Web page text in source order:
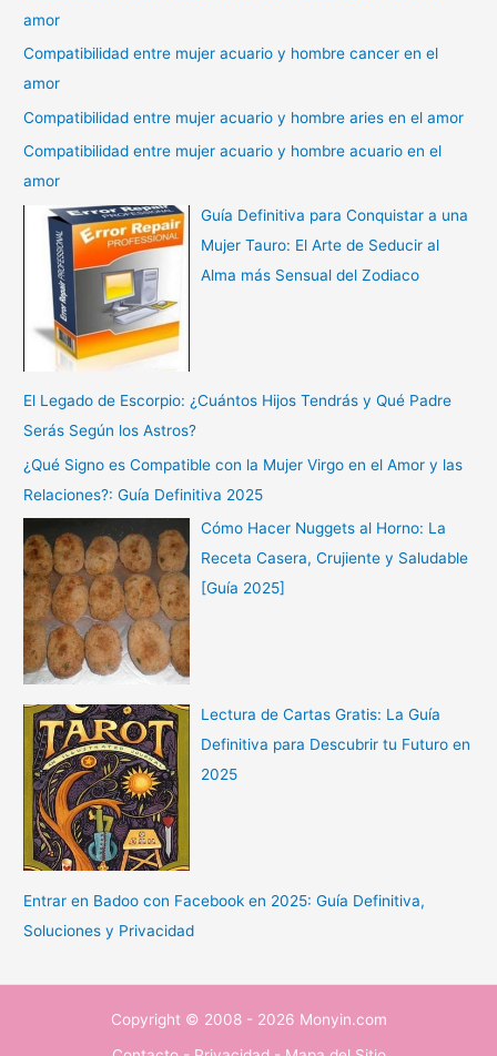
amor
Compatibilidad entre mujer acuario y hombre cancer en el
amor
Compatibilidad entre mujer acuario y hombre aries en el amor
Compatibilidad entre mujer acuario y hombre acuario en el
amor
Guía Definitiva para Conquistar a una
Mujer Tauro: El Arte de Seducir al
Alma más Sensual del Zodiaco
El Legado de Escorpio: ¿Cuántos Hijos Tendrás y Qué Padre
Serás Según los Astros?
¿Qué Signo es Compatible con la Mujer Virgo en el Amor y las
Relaciones?: Guía Definitiva 2025
Cómo Hacer Nuggets al Horno: La
Receta Casera, Crujiente y Saludable
[Guía 2025]
Lectura de Cartas Gratis: La Guía
Definitiva para Descubrir tu Futuro en
2025
Entrar en Badoo con Facebook en 2025: Guía Definitiva,
Soluciones y Privacidad
Copyright © 2008 - 2026 Monyin.com